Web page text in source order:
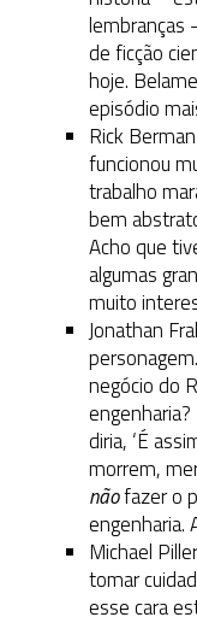
lembranças
de ficção
hoje.
episódio
Rick
funcionou
trabalho
bem
Acho que
algumas
muito
Jonathan
negócio do
diria, ‘É
morrem,
nãofazer o
engenharia.
Michael
tomar
esse cara